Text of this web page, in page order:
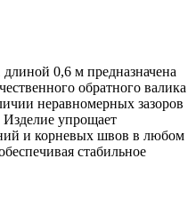
0,6 м предназначена
обратного валика
неравномерных зазоров
упрощает
и корневых швов в любом
стабильное